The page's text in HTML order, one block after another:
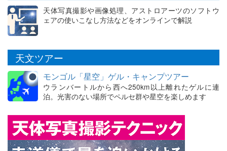
天体写真撮影や画像処理、アストロアーツのソフトウ
ェアの使いこなし方法などをオンラインで解説
天文ツアー
モンゴル「星空」ゲル・キャンプツアー
ウランバートルから西へ250km以上離れたゲルに連
泊。光害のない場所でペルセ群や星空を楽しめます